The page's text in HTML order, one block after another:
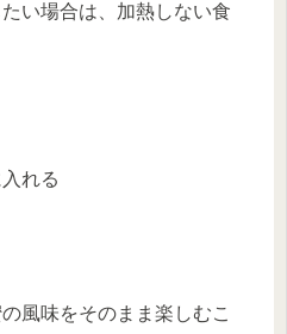
い場合は、加熱しない食
れる
風味をそのまま楽しむこ